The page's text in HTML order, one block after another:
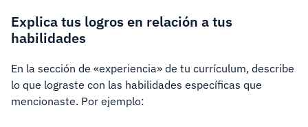
Explica tus logros en relación a tus
habilidades
En la sección de «experiencia» de tu currículum, describe
lo que lograste con las habilidades específicas que
mencionaste. Por ejemplo: